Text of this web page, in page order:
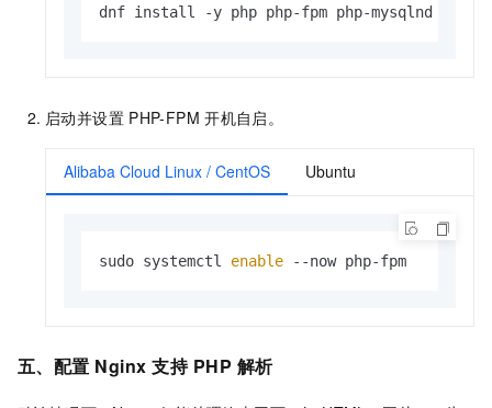
dnf install -y php php-fpm php-mysqlnd
启动并设置 PHP-FPM 开机自启。
Alibaba Cloud Linux / CentOS Ubuntu
sudo systemctl enable --now php-fpm
五、配置 Nginx 支持 PHP 解析